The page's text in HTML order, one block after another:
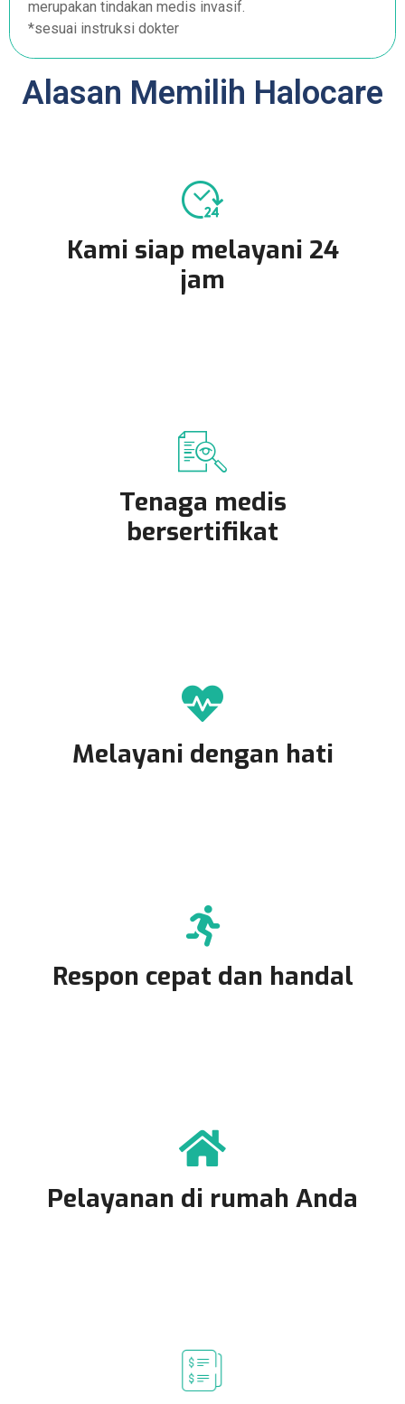
merupakan tindakan medis invasif.
*sesuai instruksi dokter
Alasan Memilih Halocare
Kami siap melayani 24
jam
Tenaga medis
bersertifikat
Melayani dengan hati
Respon cepat dan handal
Pelayanan di rumah Anda